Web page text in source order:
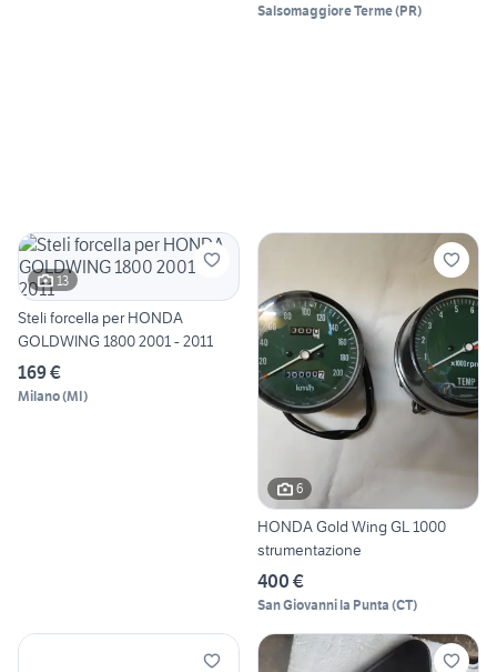
Salsomaggiore Terme(PR)
13
Steli forcella per HONDA
GOLDWING 1800 2001 - 2011
169 €
Milano(MI)
6
HONDA Gold Wing GL 1000
strumentazione
400 €
San Giovanni la Punta (CT)